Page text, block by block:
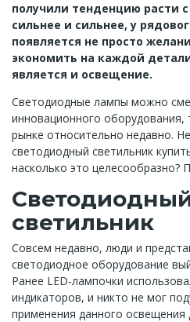
получили тенденцию расти
сильнее и сильнее, у
появляется не просто
экономить на каждой
является и освещение.
Светодиодные лампы можно
инновационного оборудования,
рынке относительно недавно.
светодиодный светильник
насколько это целесообразно?
светильник
Совсем недавно, люди и
светодиодное оборудование
Ранее LED-лампочки
индикаторов, и никто не мог
применения данного освещения